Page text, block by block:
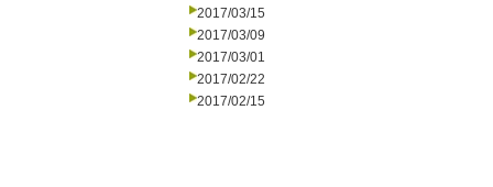
2017/03/15
2017/03/09
2017/03/01
2017/02/22
2017/02/15